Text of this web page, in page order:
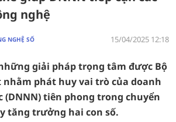
nghệ
NGHỆ SỐ 15/04/2025 12:18
giải pháp trọng tâm được Bộ
nhằm phát huy vai trò của doanh
(DNNN) tiên phong trong chuyển
tăng trưởng hai con số.